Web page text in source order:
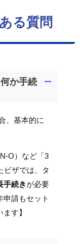
る質問
か手続
、基本的に
O）など「3
ビザでは、タ
手続きが必要
申請もセット
す】